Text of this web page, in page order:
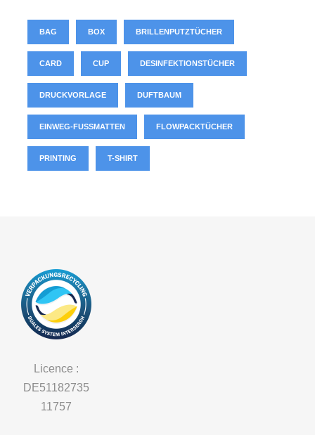
BAG BOX BRILLENPUTZTÜCHER
CARD CUP DESINFEKTIONSTÜCHER
DRUCKVORLAGE DUFTBAUM
EINWEG-FUSSMATTEN FLOWPACKTÜCHER
PRINTING T-SHIRT
Licence :
DE51182735
11757